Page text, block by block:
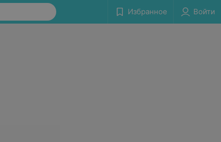
Избранное Войти